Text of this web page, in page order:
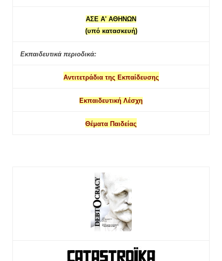
ΑΣΕ Α' ΑΘΗΝΩΝ
(υπό κατασκευή)
Εκπαιδευτικά περιοδικά:
Αντιτετράδια της Εκπαίδευσης
Εκπαιδευτική Λέσχη
Θέματα Παιδείας